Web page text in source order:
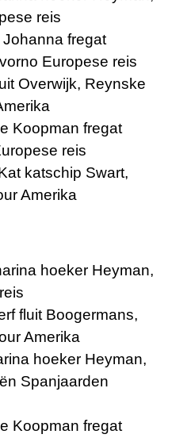
reis
fregat
Europese reis
Overwijk, Reynske
Koopman fregat
reis
katschip Swart,
Amerika
hoeker Heyman,
fluit Boogermans,
Amerika
hoeker Heyman,
Spanjaarden
Koopman fregat